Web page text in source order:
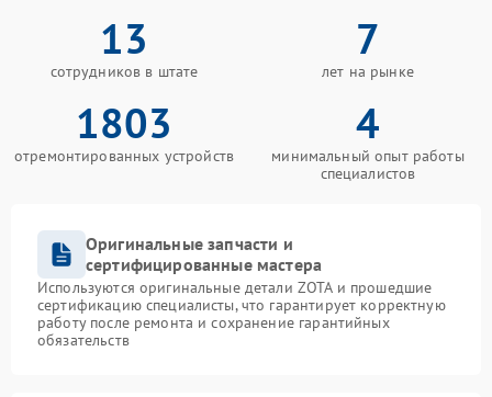
13
сотрудников в штате
7
лет на рынке
1803
отремонтированных устройств
4
минимальный опыт работы
специалистов
Оригинальные запчасти и
сертифицированные мастера
Используются оригинальные детали ZOTA и прошедшие
сертификацию специалисты, что гарантирует корректную
работу после ремонта и сохранение гарантийных
обязательств